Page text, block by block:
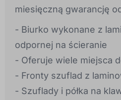
miesięczną gwarancję
- Biurko wykonane z
odpornej na ścieranie
- Oferuje wiele miejsca
- Fronty szuflad z
- Szuflady i półka na